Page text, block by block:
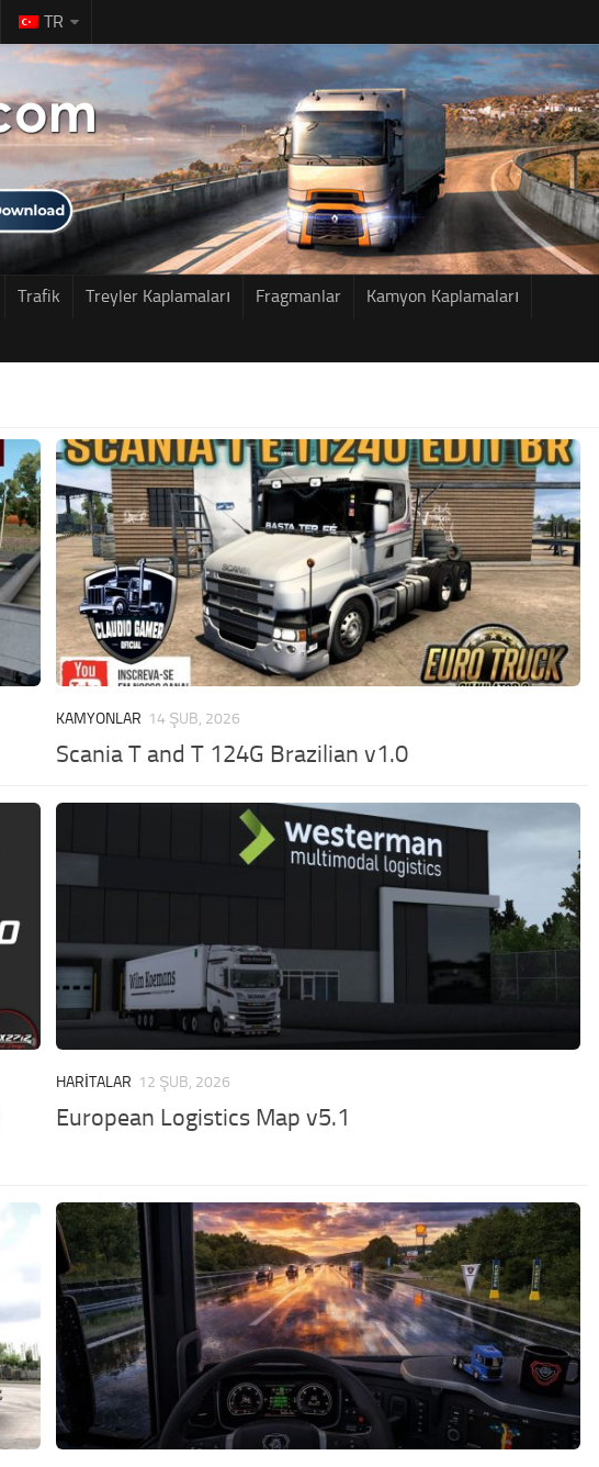
TR
Trafik Treyler Kaplamaları Fragmanlar Kamyon Kaplamaları
KAMYONLAR 14 ŞUB, 2026
Scania T and T 124G Brazilian v1.0
HARITALAR 12 ŞUB, 2026
European Logistics Map v5.1